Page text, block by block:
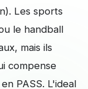
Les sports
le handball
mais ils
compense
PASS. L'ideal